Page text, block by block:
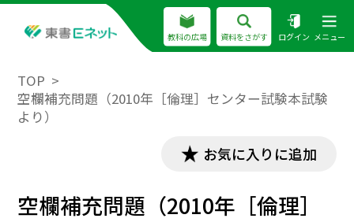
教科の広場 資料をさがす ログイン メニュー
TOP
空欄補充問題（2010年［倫理］センター試験本試験
より）
お気に入りに追加
空欄補充問題（2010年［倫理］